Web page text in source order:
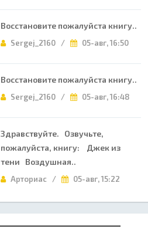
Восстановите пожалуйста книгу..
Sergej_2160 / 05-авг, 16:50
Восстановите пожалуйста книгу..
Sergej_2160 / 05-авг, 16:48
Здравствуйте. Озвучьте,
пожалуйста, книгу: Джек из
тени Воздушная..
Арториас / 05-авг, 15:22